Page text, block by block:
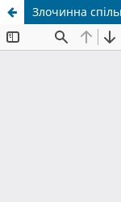
Злочинна